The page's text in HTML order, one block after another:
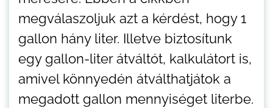
megválaszoljuk azt a kérdést, hogy 1
gallon hány liter. Illetve biztosítunk
egy gallon-liter átváltót, kalkulátort is,
amivel könnyedén átválthatjátok a
megadott gallon mennyiséget literbe.